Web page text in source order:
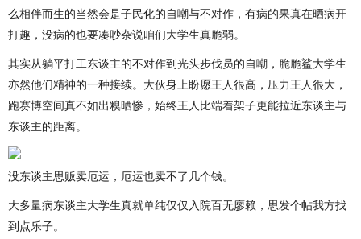
么相伴而生的当然会是子民化的自嘲与不对作，有病的果真在晒病开
打趣，没病的也要凑吵杂说咱们大学生真脆弱。
其实从躺平打工东谈主的不对作到光头步伐员的自嘲，脆脆鲨大学生
亦然他们精神的一种接续。大伙身上盼愿王人很高，压力王人很大，
跑赛博空间真不如出糗晒惨，始终王人比端着架子更能拉近东谈主与
东谈主的距离。
没东谈主思贩卖厄运，厄运也卖不了几个钱。
大多量病东谈主大学生真就单纯仅仅入院百无廖赖，思发个帖我方找
到点乐子。